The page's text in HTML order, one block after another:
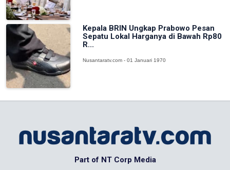
Kepala BRIN Ungkap Prabowo Pesan
Sepatu Lokal Harganya di Bawah Rp80
R...
Nusantaratv.com - 01 Januari 1970
Part of NT Corp Media